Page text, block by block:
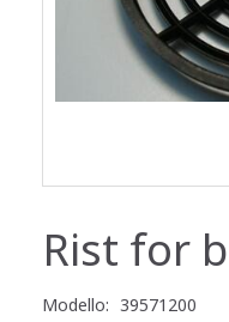
Rist for
Modello: 39571200